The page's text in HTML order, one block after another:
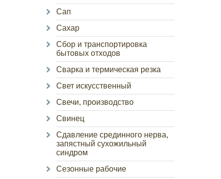
Сап
Сахар
Сбор и транспортировка
бытовых отходов
Сварка и термическая резка
Свет искусственный
Свечи, производство
Свинец
Сдавление срединного нерва,
запястный сухожильный
синдром
Сезонные рабочие